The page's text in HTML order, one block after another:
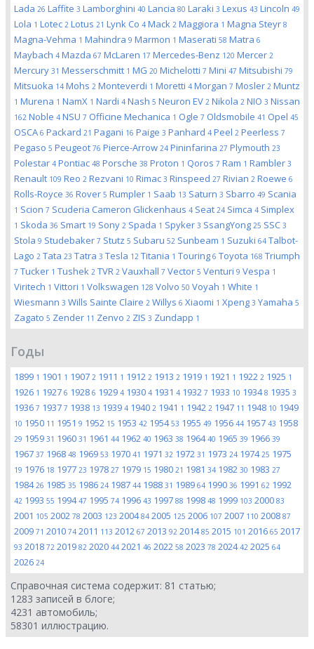
Lada 26 Laffite 3 Lamborghini 40 Lancia 80 Laraki 3 Lexus 43 Lincoln 49
Lola 1 Lotec 2 Lotus 21 Lynk Co 4 Mack 2 Maggiora 1 Magna Steyr 8
Magna-Vehma 1 Mahindra 9 Marmon 1 Maserati 58 Matra 6
Maybach 4 Mazda 67 McLaren 17 Mercedes-Benz 120 Mercer 2
Mercury 31 Messerschmitt 1 MG 20 Michelotti 7 Mini 47 Mitsubishi 79
Mitsuoka 14 Mohs 2 Monteverdi 1 Moretti 4 Morgan 7 Mosler 2 Muntz
1 Murena 1 NamX 1 Nardi 4 Nash 5 Neuron EV 2 Nikola 2 NIO 3 Nissan
162 Noble 4 NSU 7 Officine Mechanica 1 Ogle 7 Oldsmobile 41 Opel 45
OSCA 6 Packard 21 Pagani 16 Paige 3 Panhard 4 Peel 2 Peerless 7
Pegaso 5 Peugeot 76 Pierce-Arrow 24 Pininfarina 27 Plymouth 23
Polestar 4 Pontiac 48 Porsche 38 Proton 1 Qoros 7 Ram 1 Rambler 3
Renault 109 Reo 2 Rezvani 10 Rimac 3 Rinspeed 27 Rivian 2 Roewe 6
Rolls-Royce 36 Rover 5 Rumpler 1 Saab 13 Saturn 3 Sbarro 49 Scania
1 Scion 7 Scuderia Cameron Glickenhaus 4 Seat 24 Simca 4 Simplex
1 Skoda 36 Smart 19 Sony 2 Spada 1 Spyker 3 SsangYong 25 SSC 3
Stola 9 Studebaker 7 Stutz 5 Subaru 52 Sunbeam 1 Suzuki 64 Talbot-
Lago 2 Tata 23 Tatra 3 Tesla 12 Titania 1 Touring 6 Toyota 168 Triumph
7 Tucker 1 Tushek 2 TVR 2 Vauxhall 7 Vector 5 Venturi 9 Vespa 1
Viritech 1 Vittori 1 Volkswagen 128 Volvo 50 Voyah 1 White 1
Wiesmann 3 Wills Sainte Claire 2 Willys 6 Xiaomi 1 Xpeng 3 Yamaha 5
Zagato 5 Zender 11 Zenvo 2 ZIS 3 Zundapp 1
Годы
1899 1 1901 1 1907 2 1911 1 1912 2 1913 2 1919 1 1921 1 1922 2 1925 1
1926 1 1927 6 1928 6 1929 4 1930 4 1931 4 1932 7 1933 10 19348 1935 3
1936 7 1937 7 1938 13 1939 4 1940 2 1941 1 1942 2 1947 11 1948 10 1949
10 1950 11 1951 9 1952 15 1953 42 195453 1955 49 1956 44 1957 43 1958
29 1959 31 1960 31 1961 44 1962 40 1963 38 196440 1965 39 1966 39
1967 37 1968 48 1969 53 1970 41 1971 32 1972 31 1973 24 197425 1975
19 1976 18 1977 23 1978 27 1979 15 1980 21 1981 34 1982 30 1983 27
198426 1985 35 1986 24 1987 44 1988 31 1989 64 1990 36 1991 62 1992
42 1993 55 199447 1995 74 1996 43 1997 88 1998 48 1999 103 2000 83
2001 105 2002 78 2003 123 200484 2005 125 2006 107 2007 110 2008 87
2009 71 2010 74 2011 113 2012 67 2013 92 201485 2015 101 2016 65 2017
93 2018 72 2019 82 2020 44 2021 46 2022 58 2023 78 202442 2025 64
2026 24
Справочная система содержит: 81 статью;
1283 записей в блоге;
4231 автомобиль;
58301 иллюстрацию.